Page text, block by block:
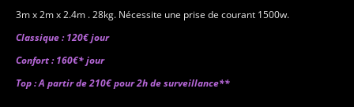
3m x 2m x 2.4m . 28kg. Nécessite une prise de courant 1500w.
Classique : 120€ jour
Confort : 160€* jour
Top : A partir de 210€ pour 2h de surveillance**